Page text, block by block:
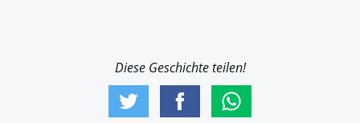
Diese Geschichte teilen!